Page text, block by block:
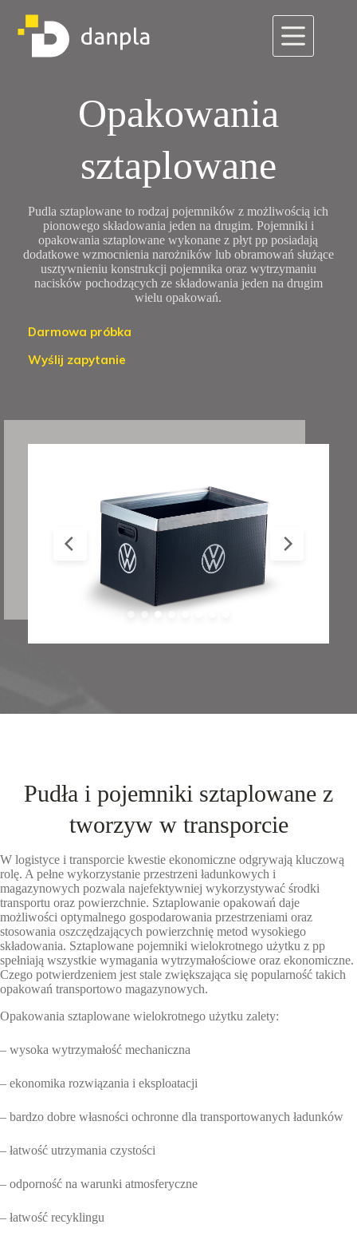
treści
Opakowania
sztaplowane
Pudla sztaplowane to rodzaj pojemników z możliwością ich
pionowego składowania jeden na drugim. Pojemniki i
opakowania sztaplowane wykonane z płyt pp posiadają
dodatkowe wzmocnienia narożników lub obramowań służące
usztywnieniu konstrukcji pojemnika oraz wytrzymaniu
nacisków pochodzących ze składowania jeden na drugim
wielu opakowań.
Darmowa próbka
Wyślij zapytanie
Pudła i pojemniki sztaplowane z
tworzyw w transporcie
W logistyce i transporcie kwestie ekonomiczne odgrywają kluczową
rolę. A pełne wykorzystanie przestrzeni ładunkowych i
magazynowych pozwala najefektywniej wykorzystywać środki
transportu oraz powierzchnie. Sztaplowanie opakowań daje
możliwości optymalnego gospodarowania przestrzeniami oraz
stosowania oszczędzających powierzchnię metod wysokiego
składowania. Sztaplowane pojemniki wielokrotnego użytku z pp
spełniają wszystkie wymagania wytrzymałościowe oraz ekonomiczne.
Czego potwierdzeniem jest stale zwiększająca się popularność takich
opakowań transportowo magazynowych.
Opakowania sztaplowane wielokrotnego użytku zalety:
– wysoka wytrzymałość mechaniczna
– ekonomika rozwiązania i eksploatacji
– bardzo dobre własności ochronne dla transportowanych ładunków
– łatwość utrzymania czystości
– odporność na warunki atmosferyczne
– łatwość recyklingu